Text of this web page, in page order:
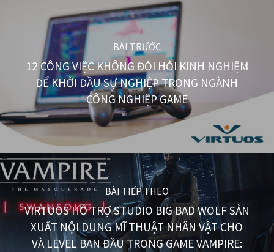
BÀI TRƯỚC
12 CÔNG VIỆC KHÔNG ĐÒI HỎI KINH NGHIỆM
ĐỂ KHỞI ĐẦU SỰ NGHIỆP TRONG NGÀNH
CÔNG NGHIỆP GAME
BÀI TIẾP THEO
VIRTUOS HỖ TRỢ STUDIO BIG BAD WOLF SẢN
XUẤT NỘI DUNG MĨ THUẬT NHÂN VẬT CHO
VÀ LEVEL BAN ĐẦU TRONG GAME VAMPIRE: